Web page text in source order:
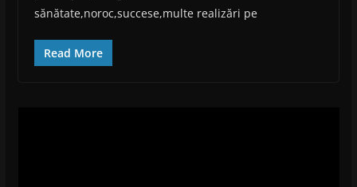
sănătate,noroc,succese,multe realizări pe
Read More